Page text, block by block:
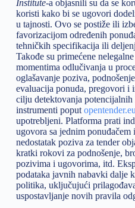
Institute-a objasnili su da se
koristi kako bi se ugovori
u tajnosti. Ovo se postiže ili
favorizacijom određenih
tehničkih specifikacija ili
Takođe su primećene
momentima odlučivanja u
oglašavanje poziva,
evaluacija ponuda, pregovori i
cilju detektovanja
instrumenti poput opentender.eu
upotrebljeni. Platforma prati
ugovora sa jednim
nedostatak poziva za tender
kratki rokovi za podnošenje,
pozivima i ugovorima, itd.
podataka javnih nabavki dalje
politika, uključujući
uspostavljanje novih pravila